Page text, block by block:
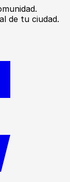
de tu ciudad.